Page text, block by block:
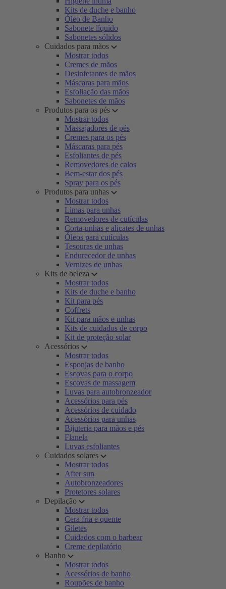
Kits de duche e banho
Óleo de Banho
Sabonete líquido
Sabonetes sólidos
Cuidados para mãos
Mostrar todos
Cremes de mãos
Desinfetantes de mãos
Máscaras para mãos
Esfoliação das mãos
Sabonetes de mãos
Produtos para os pés
Mostrar todos
Massajadores de pés
Cremes para os pés
Máscaras para pés
Esfoliantes de pés
Removedores de calos
Bem-estar dos pés
Spray para os pés
Produtos para unhas
Mostrar todos
Limas para unhas
Removedores de cutículas
Corta-unhas e alicates de unhas
Óleos para cutículas
Tesouras de unhas
Endurecedor de unhas
Vernizes de unhas
Kits de beleza
Mostrar todos
Kits de duche e banho
Kit para pés
Coffrets
Kit para mãos e unhas
Kits de cuidados de corpo
Kit de proteção solar
Acessórios
Mostrar todos
Esponjas de banho
Escovas para o corpo
Escovas de massagem
Luvas para autobronzeador
Acessórios para pés
Acessórios de cuidado
Acessórios para unhas
Bijuteria para mãos e pés
Flanela
Luvas esfoliantes
Cuidados solares
Mostrar todos
After sun
Autobronzeadores
Protetores solares
Depilação
Mostrar todos
Cera fria e quente
Giletes
Cuidados com o barbear
Creme depilatório
Banho
Mostrar todos
Acessórios de banho
Roupões de banho